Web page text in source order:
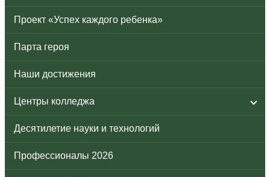
Проект «Успех каждого ребенка»
Парта героя
Наши достижения
Центры колледжа
Десятилетие науки и технологий
Профессионалы 2026